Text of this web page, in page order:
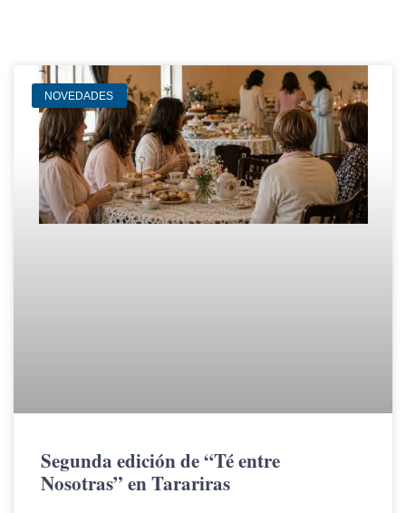
NOVEDADES
Segunda edición de “Té entre
Nosotras” en Tarariras